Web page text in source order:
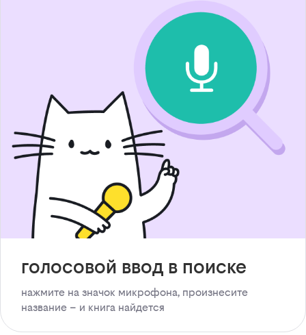
голосовой ввод в поиске
нажмите на значок микрофона, произнесите
название – и книга найдется